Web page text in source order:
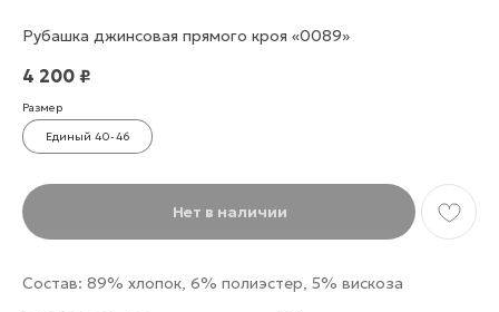
Рубашка джинсовая прямого кроя «0089»
4 200 ₽
Размер
Единый 40-46
Нет в наличии
Состав: 89% хлопок, 6% полиэстер, 5% вискоза